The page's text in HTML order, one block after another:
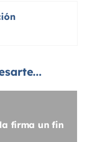
firma un fin